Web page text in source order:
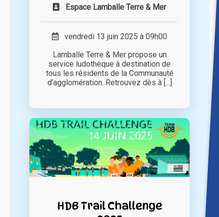
Espace Lamballe Terre & Mer
vendredi 13 juin 2025 à 09h00
Lamballe Terre & Mer propose un
service ludothèque à destination de
tous les résidents de la Communauté
d’agglomération. Retrouvez dès à [...]
HDB Trail Challenge